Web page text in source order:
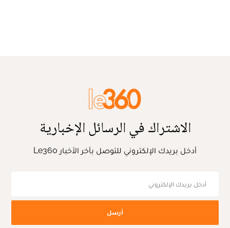
الاشتراك في الرسائل الإخبارية
أدخل بريدك الإلكتروني للتوصل بآخر الأخبار Le360
أرسل